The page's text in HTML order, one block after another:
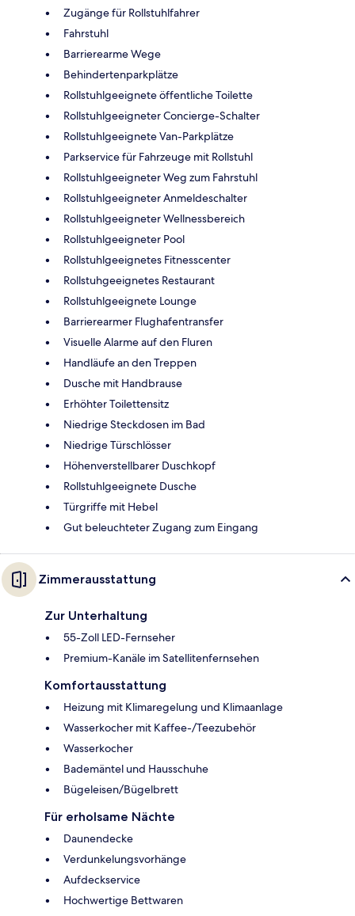
Zugänge für Rollstuhlfahrer
Fahrstuhl
Barrierearme Wege
Behindertenparkplätze
Rollstuhlgeeignete öffentliche Toilette
Rollstuhlgeeigneter Concierge-Schalter
Rollstuhlgeeignete Van-Parkplätze
Parkservice für Fahrzeuge mit Rollstuhl
Rollstuhlgeeigneter Weg zum Fahrstuhl
Rollstuhlgeeigneter Anmeldeschalter
Rollstuhlgeeigneter Wellnessbereich
Rollstuhlgeeigneter Pool
Rollstuhlgeeignetes Fitnesscenter
Rollstuhgeeignetes Restaurant
Rollstuhlgeeignete Lounge
Barrierearmer Flughafentransfer
Visuelle Alarme auf den Fluren
Handläufe an den Treppen
Dusche mit Handbrause
Erhöhter Toilettensitz
Niedrige Steckdosen im Bad
Niedrige Türschlösser
Höhenverstellbarer Duschkopf
Rollstuhlgeeignete Dusche
Türgriffe mit Hebel
Gut beleuchteter Zugang zum Eingang
Zimmerausstattung
Zur Unterhaltung
55-Zoll LED-Fernseher
Premium-Kanäle im Satellitenfernsehen
Komfortausstattung
Heizung mit Klimaregelung und Klimaanlage
Wasserkocher mit Kaffee-/Teezubehör
Wasserkocher
Bademäntel und Hausschuhe
Bügeleisen/Bügelbrett
Für erholsame Nächte
Daunendecke
Verdunkelungsvorhänge
Aufdeckservice
Hochwertige Bettwaren